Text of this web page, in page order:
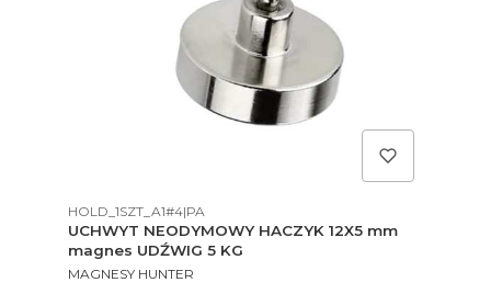
Kod produktu
HOLD_1SZT_A1#4|PA
UCHWYT NEODYMOWY HACZYK 12X5 mm
magnes UDŹWIG 5 KG
PRODUCENT
MAGNESY HUNTER